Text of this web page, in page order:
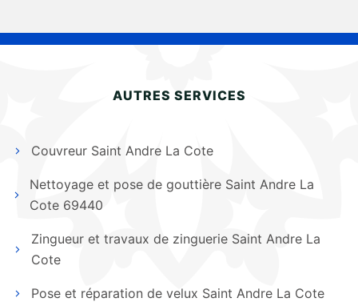
AUTRES SERVICES
Couvreur Saint Andre La Cote
Nettoyage et pose de gouttière Saint Andre La
Cote 69440
Zingueur et travaux de zinguerie Saint Andre La
Cote
Pose et réparation de velux Saint Andre La Cote